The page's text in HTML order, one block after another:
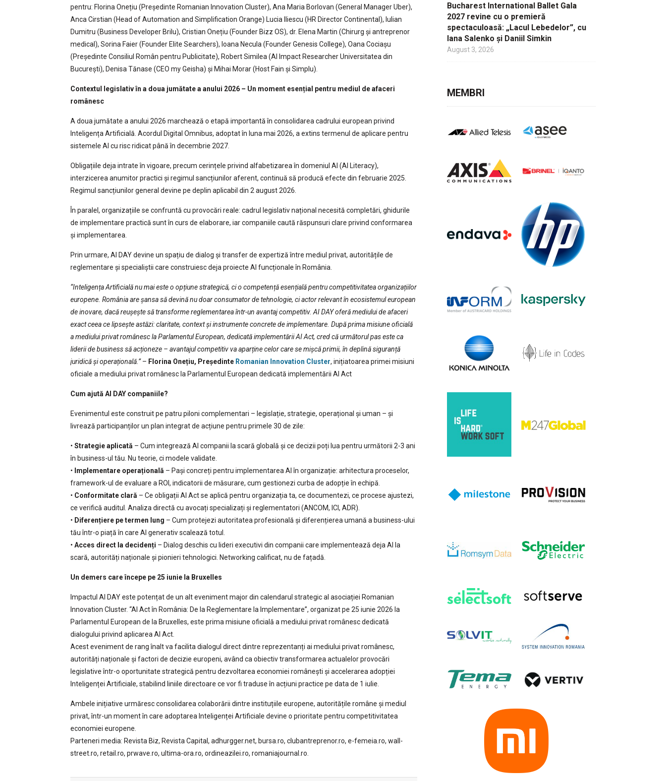
pentru: Florina Onețiu (Președinte Romanian Innovation Cluster), Ana Maria Borlovan (General Manager Uber),
Anca Cirstian (Head of Automation and Simplification Orange) Lucia Iliescu (HR Director Continental), Iulian
Dumitru (Business Developer Brilu), Cristian Onețiu (Founder Bizz OS), dr. Elena Martin (Chirurg și antreprenor
medical), Sorina Faier (Founder Elite Searchers), Ioana Necula (Founder Genesis College), Oana Cociașu
(Președinte Consiliul Român pentru Publicitate), Robert Similea (AI Impact Researcher Universitatea din
București), Denisa Tănase (CEO my Geisha) și Mihai Morar (Host Fain și Simplu).
Contextul legislativ în a doua jumătate a anului 2026 – Un moment esențial pentru mediul de afaceri
românesc
A doua jumătate a anului 2026 marchează o etapă importantă în consolidarea cadrului european privind
Inteligența Artificială. Acordul Digital Omnibus, adoptat în luna mai 2026, a extins termenul de aplicare pentru
sistemele AI cu risc ridicat până în decembrie 2027.
Obligațiile deja intrate în vigoare, precum cerințele privind alfabetizarea în domeniul AI (AI Literacy),
interzicerea anumitor practici și regimul sancțiunilor aferent, continuă să producă efecte din februarie 2025.
Regimul sancțiunilor general devine pe deplin aplicabil din 2 august 2026.
În paralel, organizațiile se confruntă cu provocări reale: cadrul legislativ național necesită completări, ghidurile
de implementare practică sunt în curs de elaborare, iar companiile caută răspunsuri clare privind conformarea
și implementarea.
Prin urmare, AI DAY devine un spațiu de dialog și transfer de expertiză între mediul privat, autoritățile de
reglementare și specialiștii care construiesc deja proiecte AI funcționale în România.
“Inteligența Artificială nu mai este o opțiune strategică, ci o competență esențială pentru competitivitatea organizațiilor
europene. România are șansa să devină nu doar consumator de tehnologie, ci actor relevant în ecosistemul european
de inovare, dacă reușește să transforme reglementarea într-un avantaj competitiv. AI DAY oferă mediului de afaceri
exact ceea ce lipsește astăzi: claritate, context și instrumente concrete de implementare. După prima misiune oficială
a mediului privat românesc la Parlamentul European, dedicată implementării AI Act, cred că următorul pas este ca
liderii de business să acționeze – avantajul competitiv va aparține celor care se mișcă primii, în deplină siguranță
juridică și operațională.”– Florina Onețiu, Președinte Romanian Innovation Cluster, inițiatoarea primei misiuni
oficiale a mediului privat românesc la Parlamentul European dedicată implementării AI Act
Cum ajută AI DAY companiile?
Evenimentul este construit pe patru piloni complementari – legislație, strategie, operațional și uman – și
livrează participanților un plan integrat de acțiune pentru primele 30 de zile:
• Strategie aplicată – Cum integrează AI companii la scară globală și ce decizii poți lua pentru următorii 2-3 ani
în business-ul tău. Nu teorie, ci modele validate.
• Implementare operațională – Pași concreți pentru implementarea AI în organizație: arhitectura proceselor,
framework-ul de evaluare a ROI, indicatorii de măsurare, cum gestionezi curba de adopție în echipă.
• Conformitate clară – Ce obligații AI Act se aplică pentru organizația ta, ce documentezi, ce procese ajustezi,
ce verifică auditul. Analiza directă cu avocați specializați și reglementatori (ANCOM, ICI, ADR).
• Diferențiere pe termen lung – Cum protejezi autoritatea profesională și diferențierea umană a business-ului
tău într-o piață în care AI generativ scalează totul.
• Acces direct la decidenți – Dialog deschis cu lideri executivi din companii care implementează deja AI la
scară, autorități naționale și pionieri tehnologici. Networking calificat, nu de fațadă.
Un demers care începe pe 25 iunie la Bruxelles
Impactul AI DAY este potențat de un alt eveniment major din calendarul strategic al asociației Romanian
Innovation Cluster. “AI Act în România: De la Reglementare la Implementare”, organizat pe 25 iunie 2026 la
Parlamentul European de la Bruxelles, este prima misiune oficială a mediului privat românesc dedicată
dialogului privind aplicarea AI Act.
Acest eveniment de rang înalt va facilita dialogul direct dintre reprezentanți ai mediului privat românesc,
autorități naționale și factori de decizie europeni, având ca obiectiv transformarea actualelor provocări
legislative într-o oportunitate strategică pentru dezvoltarea economiei românești și accelerarea adopției
Inteligenței Artificiale, stabilind liniile directoare ce vor fi traduse în acțiuni practice pe data de 1 iulie.
Ambele inițiative urmăresc consolidarea colaborării dintre instituțiile europene, autoritățile române și mediul
privat, într-un moment în care adoptarea Inteligenței Artificiale devine o prioritate pentru competitivitatea
economiei europene.
Parteneri media: Revista Biz, Revista Capital, adhurgger.net, bursa.ro, clubantreprenor.ro, e-femeia.ro, wall-
street.ro, retail.ro, prwave.ro, ultima-ora.ro, ordineazilei.ro, romaniajournal.ro.
Bucharest International Ballet Gala
2027 revine cu o premieră
spectaculoasă: „Lacul Lebedelor”, cu
Iana Salenko și Daniil Simkin
August 3, 2026
MEMBRI